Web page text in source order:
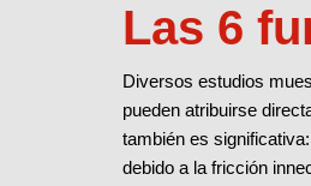
Las 6
Diversos estudios
pueden atribuirse
también es
debido a la fricción